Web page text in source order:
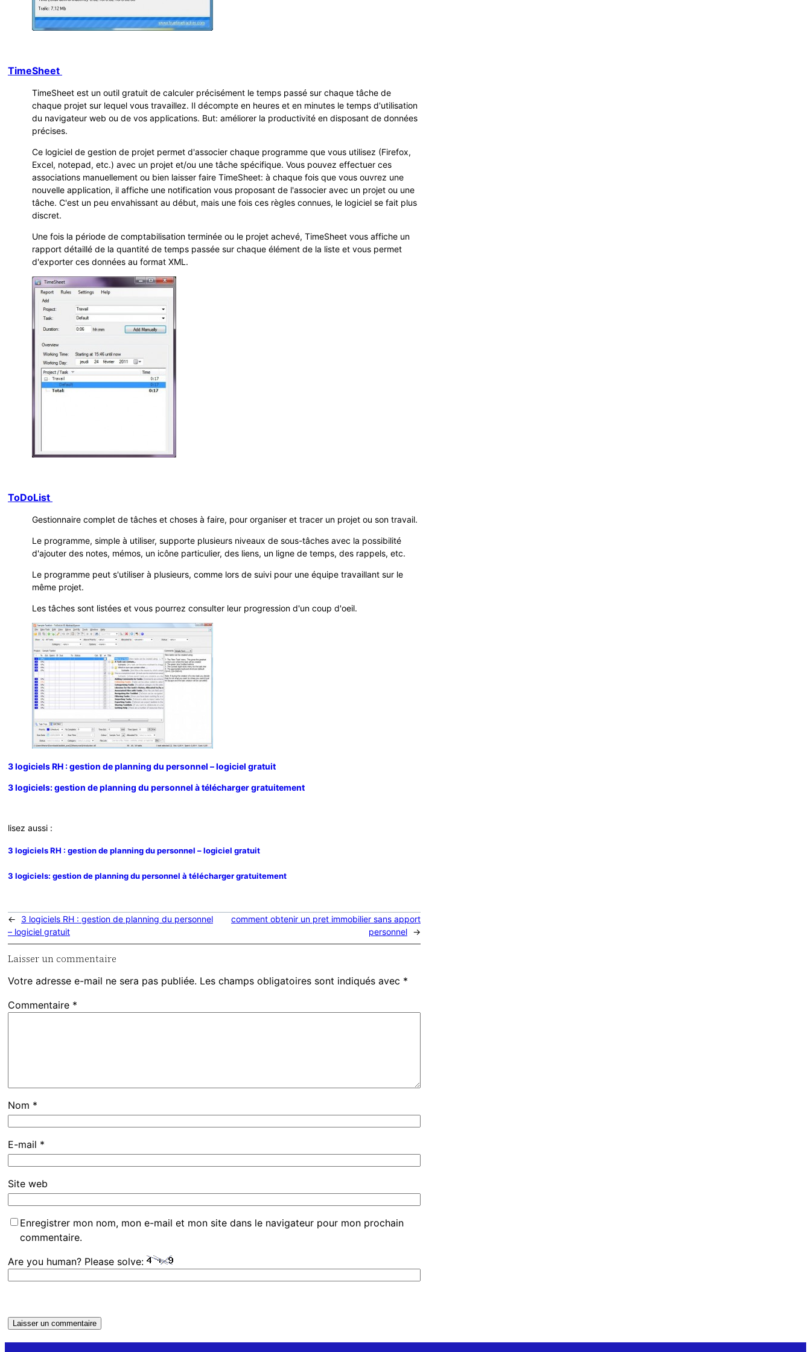
TimeSheet
TimeSheet est un outil gratuit de calculer précisément le temps passé sur chaque tâche de
chaque projet sur lequel vous travaillez. Il décompte en heures et en minutes le temps d'utilisation
du navigateur web ou de vos applications. But: améliorer la productivité en disposant de données
précises.
Ce logiciel de gestion de projet permet d'associer chaque programme que vous utilisez (Firefox,
Excel, notepad, etc.) avec un projet et/ou une tâche spécifique. Vous pouvez effectuer ces
associations manuellement ou bien laisser faire TimeSheet: à chaque fois que vous ouvrez une
nouvelle application, il affiche une notification vous proposant de l'associer avec un projet ou une
tâche. C'est un peu envahissant au début, mais une fois ces règles connues, le logiciel se fait plus
discret.
Une fois la période de comptabilisation terminée ou le projet achevé, TimeSheet vous affiche un
rapport détaillé de la quantité de temps passée sur chaque élément de la liste et vous permet
d'exporter ces données au format XML.
ToDoList
Gestionnaire complet de tâches et choses à faire, pour organiser et tracer un projet ou son travail.
Le programme, simple à utiliser, supporte plusieurs niveaux de sous-tâches avec la possibilité
d'ajouter des notes, mémos, un icône particulier, des liens, un ligne de temps, des rappels, etc.
Le programme peut s'utiliser à plusieurs, comme lors de suivi pour une équipe travaillant sur le
même projet.
Les tâches sont listées et vous pourrez consulter leur progression d'un coup d'oeil.
3 logiciels RH : gestion de planning du personnel – logiciel gratuit
3 logiciels: gestion de planning du personnel à télécharger gratuitement
lisez aussi :
3 logiciels RH : gestion de planning du personnel – logiciel gratuit
3 logiciels: gestion de planning du personnel à télécharger gratuitement
←
3 logiciels RH : gestion de planning du personnel
– logiciel gratuit
comment obtenir un pret immobilier sans apport
personnel →
Laisser un commentaire
Votre adresse e-mail ne sera pas publiée. Les champs obligatoires sont indiqués avec *
Commentaire *
Nom *
E-mail *
Site web
Enregistrer mon nom, mon e-mail et mon site dans le navigateur pour mon prochain
commentaire.
Are you human? Please solve: